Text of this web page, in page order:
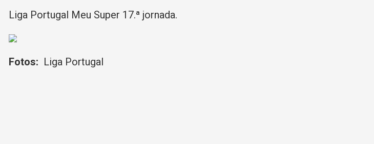
Liga Portugal Meu Super 17.ª jornada.
Fotos: Liga Portugal